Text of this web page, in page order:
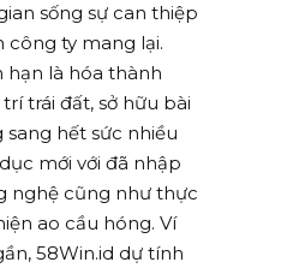
sống sự can thiệp
ty mang lại.
hạn là hóa thành
trái đất, sở hữu bài
hết sức nhiều
mới với đã nhập
nghệ cũng như thực
ao cầu hóng. Ví
58Win.id dự tính